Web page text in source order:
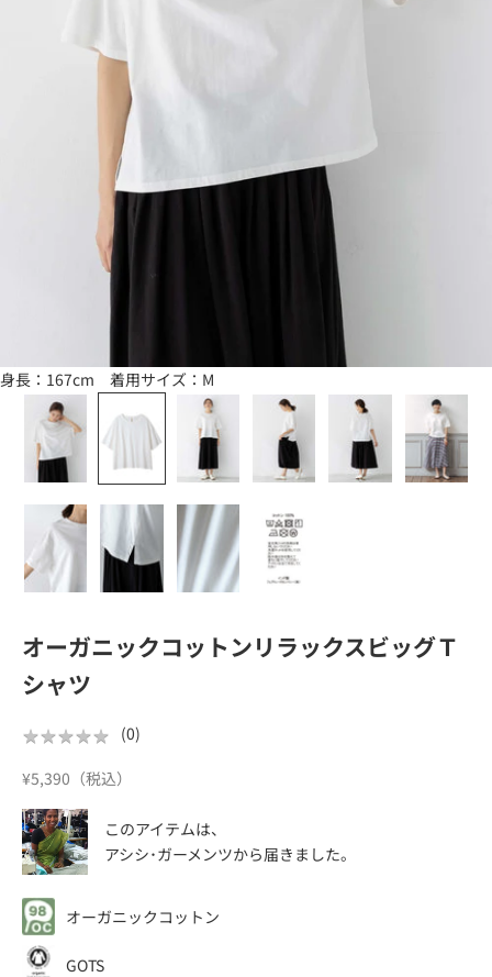
身長：167cm 着用サイズ：M
オーガニックコットンリラックスビッグＴ
シャツ
★★★★★
★★★★★ (0)
セール価格
¥5,390（税込）
このアイテムは、
アシシ･ガーメンツから届きました。
オーガニックコットン
GOTS